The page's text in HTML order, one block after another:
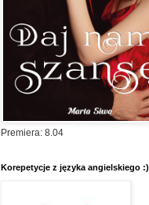
Premiera: 8.04
Korepetycje z języka angielskiego :)